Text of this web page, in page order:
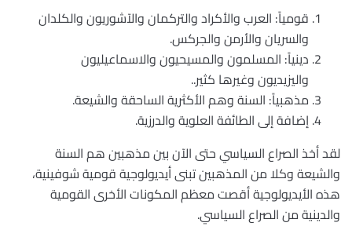
قومياً: العرب والأكراد والتركمان والآشوريون والكلدان
والسريان والأرمن والجركس.
دينياً: المسلمون والمسيحيون والاسماعيليون
واليزيديون وغيرها كثير..
مذهبياً: السنة وهم الأكثرية الساحقة والشيعة.
إضافة إلى الطائفة العلوية والدرزية.
لقد أخذ الصراع السياسي حتى الآن بين مذهبين هم السنة
والشيعة وكلا من المذهبين تبنى أيديولوجية قومية شوفينية،
هذه الأيديولوجية أقصت معظم المكونات الأخرى القومية
والدينية من الصراع السياسي.